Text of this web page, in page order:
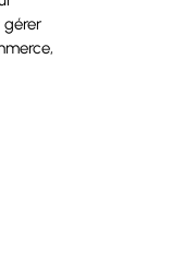
gérer